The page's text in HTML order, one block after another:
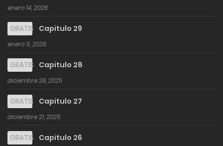
enero 14, 2026
GRATIS Capitulo 29
enero 5, 2026
GRATIS Capitulo 28
diciembre 28, 2025
GRATIS Capitulo 27
diciembre 21, 2025
GRATIS Capitulo 26